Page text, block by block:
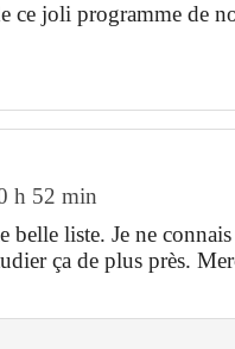
ce joli programme de
h 52 min
liste. Je ne
ça de plus près.